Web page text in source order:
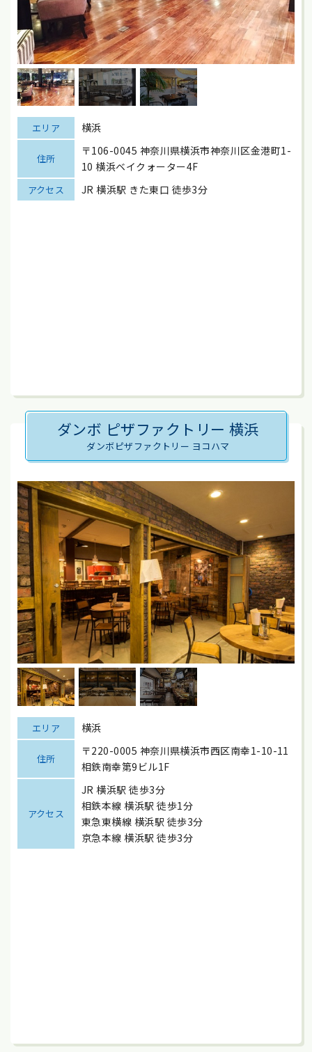
エリア 横浜
住所
〒106-0045 神奈川県横浜市神奈川区金港町1-
10 横浜ベイクォーター4F
アクセス JR 横浜駅 きた東口 徒歩3分
ダンボ ピザファクトリー 横浜
ダンボピザファクトリー ヨコハマ
エリア 横浜
住所
〒220-0005 神奈川県横浜市西区南幸1-10-11
相鉄南幸第9ビル1F
アクセス
JR 横浜駅 徒歩3分
相鉄本線 横浜駅 徒歩1分
東急東横線 横浜駅 徒歩3分
京急本線 横浜駅 徒歩3分